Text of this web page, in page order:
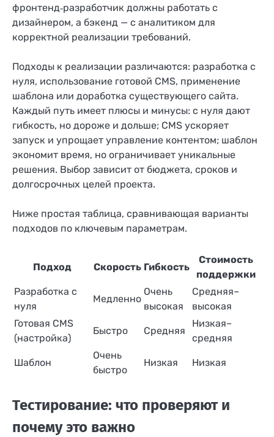
фронтенд‑разработчик должны работать с
дизайнером, а бэкенд — с аналитиком для
корректной реализации требований.
Подходы к реализации различаются: разработка с
нуля, использование готовой CMS, применение
шаблона или доработка существующего сайта.
Каждый путь имеет плюсы и минусы: с нуля дают
гибкость, но дороже и дольше; CMS ускоряет
запуск и упрощает управление контентом; шаблон
экономит время, но ограничивает уникальные
решения. Выбор зависит от бюджета, сроков и
долгосрочных целей проекта.
Ниже простая таблица, сравнивающая варианты
подходов по ключевым параметрам.
Подход Скорость Гибкость
Стоимость
поддержки
Разработка с
нуля
Медленно
Очень
высокая
Средняя–
высокая
Готовая CMS
(настройка)
Быстро Средняя
Низкая–
средняя
Шаблон
Очень
быстро
Низкая Низкая
Тестирование: что проверяют и
почему это важно